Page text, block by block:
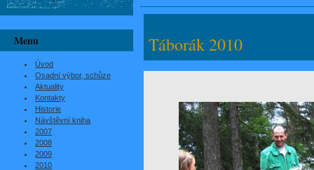
Táborák 2010
Menu
Úvod
Osadní výbor, schůze
Aktuality
Kontakty
Historie
Návštěvní kniha
2007
2008
2009
2010